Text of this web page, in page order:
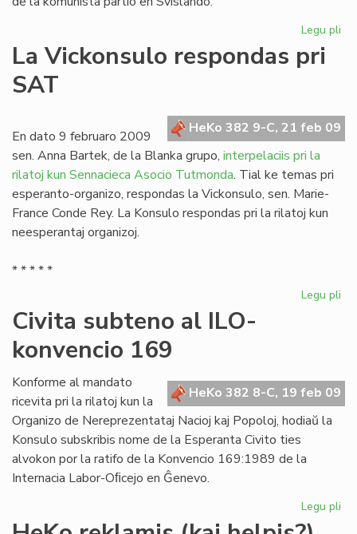
Legu pli
en
La Vickonsulo respondas pri
SAT
HeKo 382 9-C, 21 feb 09
En dato 9 februaro 2009
sen. Anna Bartek, de la Blanka grupo, interpelaciis pri la
rilatoj kun Sennacieca Asocio Tutmonda. Tial ke temas pri
esperanto-organizo, respondas la Vickonsulo, sen. Marie-
France Conde Rey. La Konsulo respondas pri la rilatoj kun
neesperantaj organizoj.
* * * * *
Legu pli
Civita subteno al ILO-
konvencio 169
HeKo 382 8-C, 19 feb 09
Konforme al mandato
ricevita pri la rilatoj kun la
Organizo de Nereprezentataj Nacioj kaj Popoloj, hodiaŭ la
Konsulo subskribis nome de la Esperanta Civito ties
alvokon por la ratifo de la Konvencio 169:1989 de la
Internacia Labor-Oﬁcejo en Ĝenevo.
Legu pli